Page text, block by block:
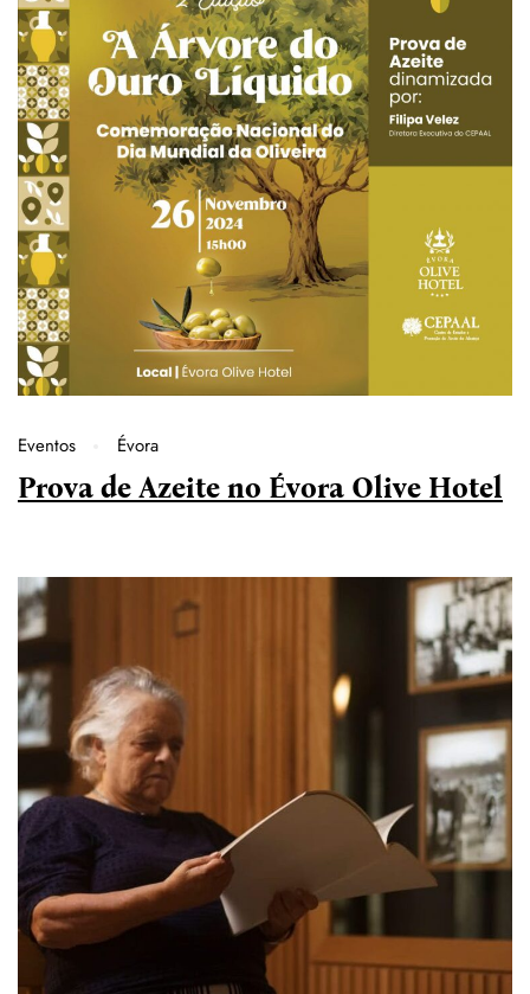
Eventos Évora
Prova de Azeite no Évora Olive Hotel